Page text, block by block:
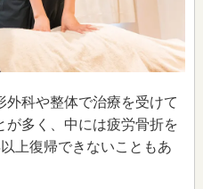
外科や整体で治療を受けて
が多く、中には疲労骨折を
上復帰できないこともあ